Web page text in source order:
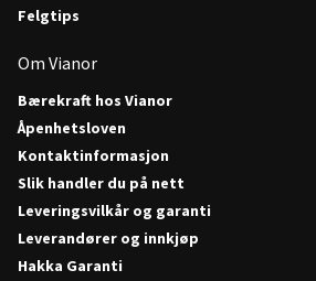
Felgtips
Om Vianor
Bærekraft hos Vianor
Åpenhetsloven
Kontaktinformasjon
Slik handler du på nett
Leveringsvilkår og garanti
Leverandører og innkjøp
Hakka Garanti